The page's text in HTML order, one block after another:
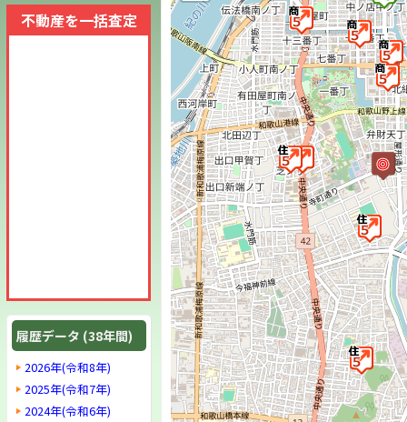
不動産を一括査定
履歴データ (38年間)
2026年(令和8年)
2025年(令和7年)
2024年(令和6年)